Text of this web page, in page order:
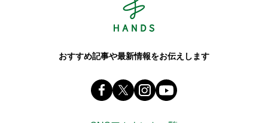
おすすめ記事や最新情報をお伝えします
Facebook ハンズ公式ファンページ
X(旧 twitter) @Hands_official_
instagram